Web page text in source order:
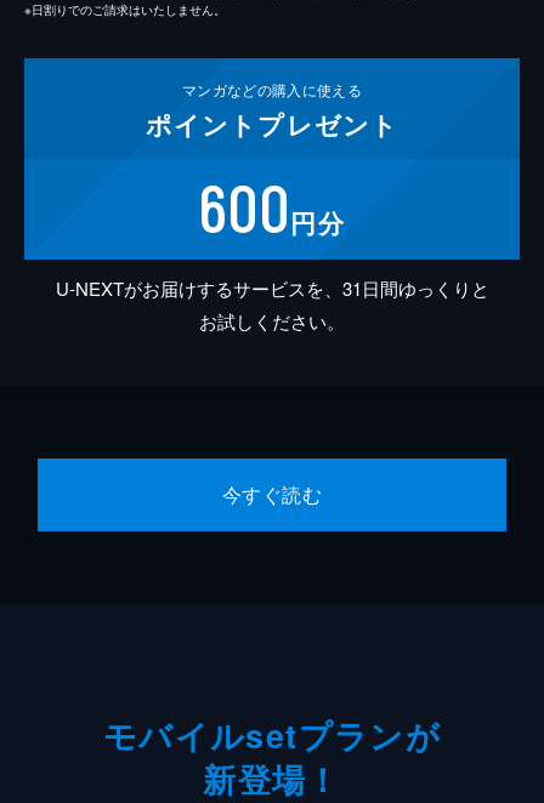
※日割りでのご請求はいたしません。
マンガなどの購入に使える
ポイント プレゼント
600円分
U-NEXTがお届けするサービスを、31日間ゆっくりと
お試しください。
今すぐ読む
モバイルsetプランが
新登場！